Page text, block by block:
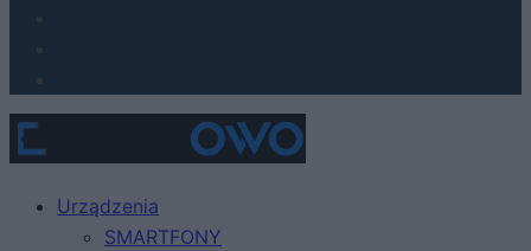
Urządzenia
SMARTFONY